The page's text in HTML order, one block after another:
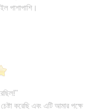
পাশাপাশি।
করেছি এবং এটি আমার পক্ষে